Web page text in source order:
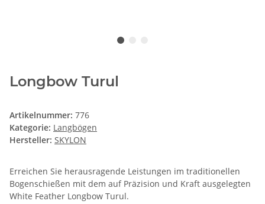
Longbow Turul
Artikelnummer: 776
Kategorie: Langbögen
Hersteller: SKYLON
Erreichen Sie herausragende Leistungen im traditionellen
Bogenschießen mit dem auf Präzision und Kraft ausgelegten
White Feather Longbow Turul.